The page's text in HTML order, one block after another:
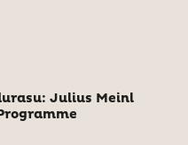
Julius Meinl